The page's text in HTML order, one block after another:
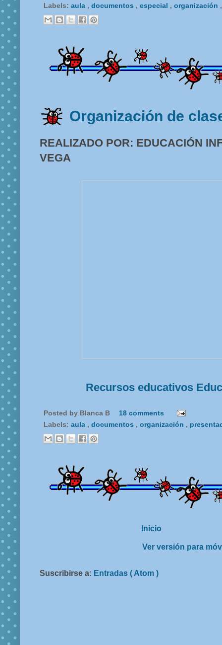
Labels: aula , documentos , especial , organización
Organización de
REALIZADO POR: EDUCACIÓN
VEGA
Recursos educativos
Posted by Blanca B
18 comments
Labels: aula , documentos , organización ,
Inicio
Ver versión para
Suscribirse a: Entradas ( Atom )